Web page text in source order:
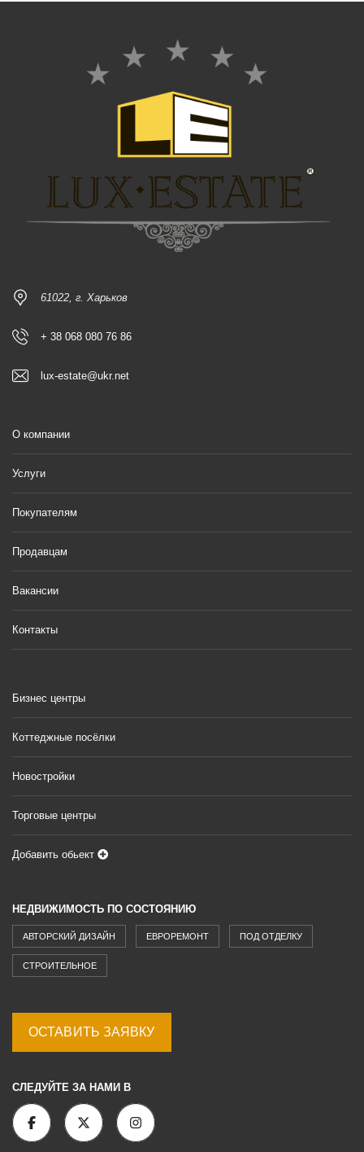
61022, г. Харьков
+ 38 068 080 76 86
lux-estate@ukr.net
О компании
Услуги
Покупателям
Продавцам
Вакансии
Контакты
Бизнес центры
Коттеджные посёлки
Новостройки
Торговые центры
Добавить обьект
НЕДВИЖИМОСТЬ ПО СОСТОЯНИЮ
АВТОРСКИЙ ДИЗАЙН ЕВРОРЕМОНТ ПОД ОТДЕЛКУ
СТРОИТЕЛЬНОЕ
ОСТАВИТЬ ЗАЯВКУ
СЛЕДУЙТЕ ЗА НАМИ В